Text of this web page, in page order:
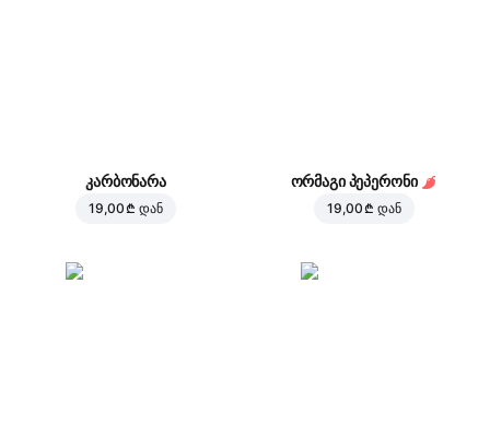
კარბონარა
19,00 ₾ დან
ორმაგი პეპერონი
19,00 ₾ დან